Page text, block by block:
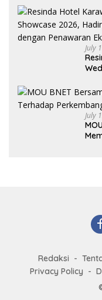
July
July
Redaksi
Privacy Policy